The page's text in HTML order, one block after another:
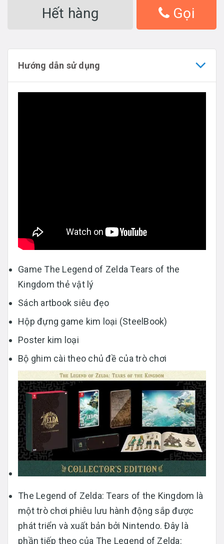
Hết hàng Gọi
Hướng dẫn sử dụng
Game The Legend of Zelda Tears of the
Kingdom thẻ vật lý
Sách artbook siêu đẹo
Hộp đựng game kim loại (SteelBook)
Poster kim loại
Bộ ghim cài theo chủ đề của trò chơi
The Legend of Zelda: Tears of the Kingdom là
một trò chơi phiêu lưu hành động sắp được
phát triển và xuất bản bởi Nintendo. Đây là
phần tiếp theo của The Legend of Zelda: